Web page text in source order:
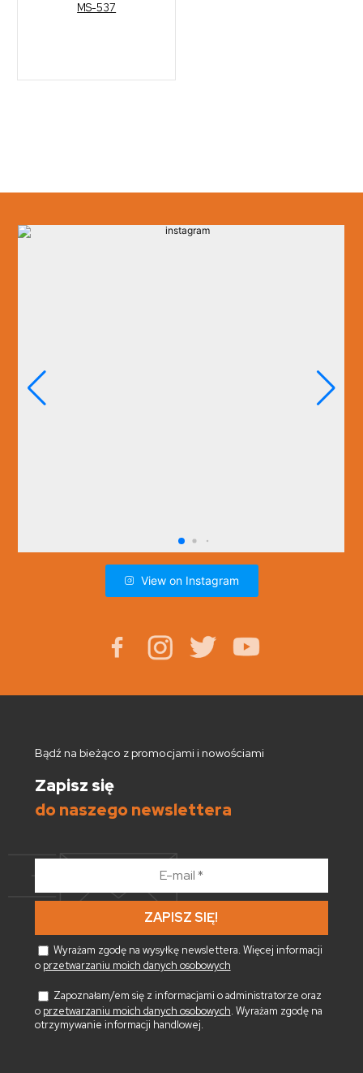
MS-537
View on Instagram
Bądź na bieżąco z promocjami i nowościami
Zapisz się
do naszego newslettera
*
Wyrażam zgodę na wysyłkę newslettera. Więcej informacji
o przetwarzaniu moich danych osobowych
Zapoznałam/em się z informacjami o administratorze oraz
o przetwarzaniu moich danych osobowych. Wyrażam zgodę na
otrzymywanie informacji handlowej.